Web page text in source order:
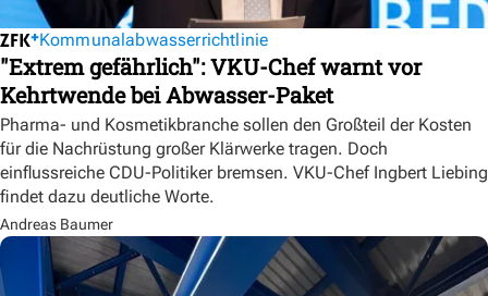
Kommunalabwasserrichtlinie
"Extrem gefährlich": VKU-Chef warnt vor
Kehrtwende bei Abwasser-Paket
Pharma- und Kosmetikbranche sollen den Großteil der Kosten
für die Nachrüstung großer Klärwerke tragen. Doch
einflussreiche CDU-Politiker bremsen. VKU-Chef Ingbert Liebing
findet dazu deutliche Worte.
Andreas Baumer